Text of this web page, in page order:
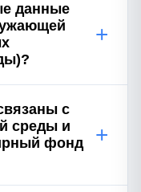
данные
+
с
среды и
фонд
+